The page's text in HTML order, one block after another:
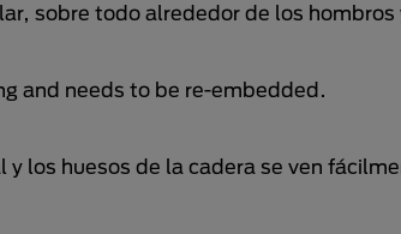
sobre todo alrededor de los hombros
and needs to be re-embedded.
los huesos de la cadera se ven